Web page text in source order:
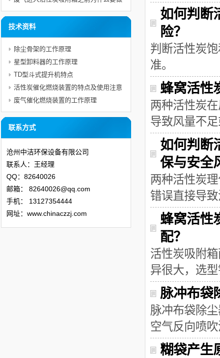
如何判断
险？
判断活性炭
准。
蜂窝活性
两种活性炭
导致风量不
如何判断
保与安全
两种活性炭
错误直接导
蜂窝活性
配？
活性炭吸附
异很大，选
脉冲布袋
脉冲布袋除
空气反向喷
糊袋产生
预处理
技术资料
除尘骨架的工作原理
星型卸料器的工作原理
TD型斗式提升机特点
活性炭催化燃烧装置的特点及使用注意
事项
废气催化燃烧装置的工作原理
联系方式
沧州中洁环保设备有限公司
联系人：王经理
QQ：82640026
邮箱：
82640026@qq.com
手机：
13127354444
网址：www.chinaczzj.com